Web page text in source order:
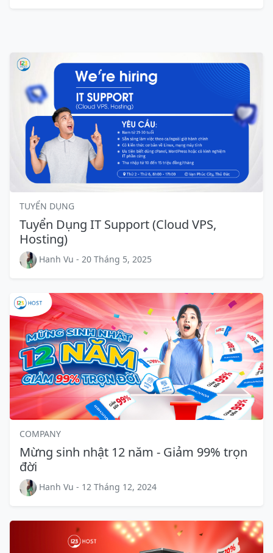
TUYỂN DỤNG
Tuyển Dụng IT Support (Cloud VPS,
Hosting)
Hanh Vu - 20 Tháng 5, 2025
COMPANY
Mừng sinh nhật 12 năm - Giảm 99% trọn
đời
Hanh Vu - 12 Tháng 12, 2024